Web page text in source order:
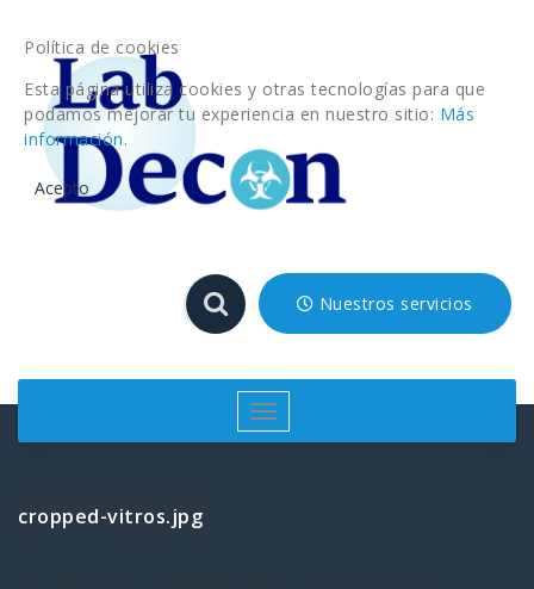
contenido
Nuestros servicios
Cambiar
navegación
cropped-vitros.jpg
Política de cookies
Esta página utiliza cookies y otras tecnologías para que
podamos mejorar tu experiencia en nuestro sitio: Más
información.
Acepto